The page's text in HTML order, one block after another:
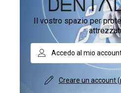
Il vostro spazio per
Accedo al mio
Creare un account